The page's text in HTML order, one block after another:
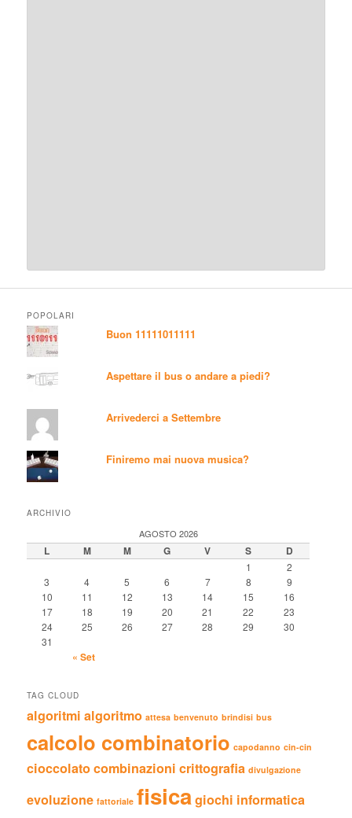
POPOLARI
Buon 11111011111
Aspettare il bus o andare a piedi?
Arrivederci a Settembre
Finiremo mai nuova musica?
ARCHIVIO
AGOSTO 2026
L M M G V S D
1
2
3
4 5 6 7 8
9
10
11 12 13 14 15
16
17
18 19 20 21 22
23
24
25 26 27 28 29
30
31
« Set
TAG CLOUD
algoritmi algoritmo attesa benvenuto brindisi bus
calcolo combinatorio capodanno cin-cin
cioccolatocombinazioni crittografia divulgazione
evoluzione fattoriale fisicagiochi informatica